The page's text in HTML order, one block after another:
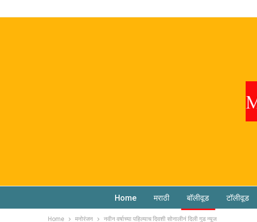
Home मराठी बॉलीवूड टॉलीवूड
Home मनोरंजन नवीन वर्षाच्या पहिल्याच दिवशी सोनालीनं दिली गुड न्यूज